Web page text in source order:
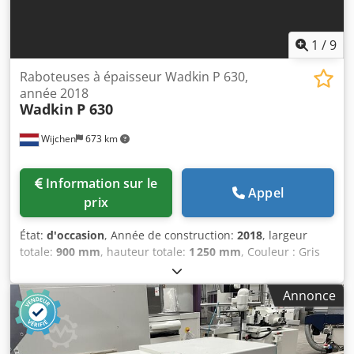
1 /9
Wijchen 673 km
Raboteuses à épaisseur Wadkin P 630,
année 2018
Wadkin P 630
prix
Appel
État: d'occasion, Année de construction: 2018, largeur
totale: 900 mm, hauteur totale: 1 250 mm, Couleur : Gris
Poids : 800 kg Dimensions (L x l x h) : 130 x 90 x 125 cm Prix
: Sur demande - Particularités : └ Description : Les
roulements sont bruyants - Année de construction : 2018
Chedjyu Sd Aopfx Ah Toa - Documentation disponible :
Non - Marquage CE présent : Oui - Certificat CE disponible
Annonce